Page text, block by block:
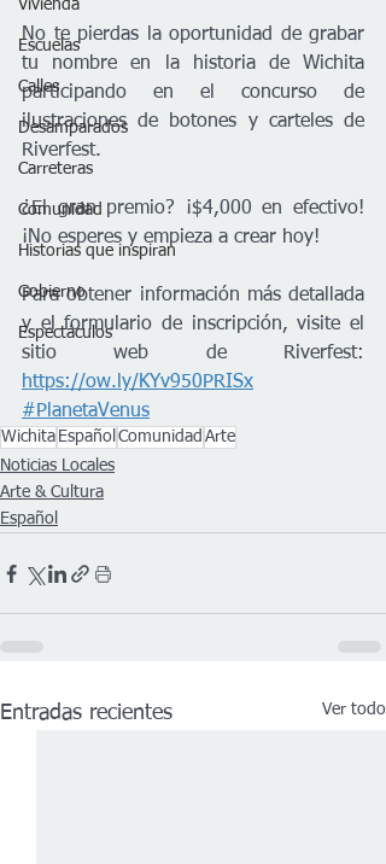
Vivienda
Escuelas
Calles
Desamparados
Carreteras
Comunidad
Historias que inspiran
Gobierno
Espectáculos
No te pierdas la oportunidad de grabar
tu nombre en la historia de Wichita
participando en el concurso de
ilustraciones de botones y carteles de
Riverfest.
¿El gran premio? ¡$4,000 en efectivo!
¡No esperes y empieza a crear hoy!
Para obtener información más detallada
y el formulario de inscripción, visite el
https://ow.ly/KYv950PRISx
#PlanetaVenus
Wichita Español Comunidad Arte
Noticias Locales
Arte & Cultura
Español
Entradas recientes Ver todo